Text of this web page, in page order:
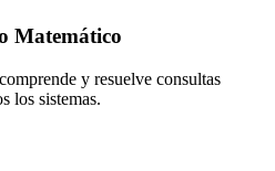
Matemático
y resuelve consultas
los sistemas.